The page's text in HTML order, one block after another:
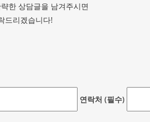
한 상담글을 남겨주시면
드리겠습니다!
연락처 (필수)